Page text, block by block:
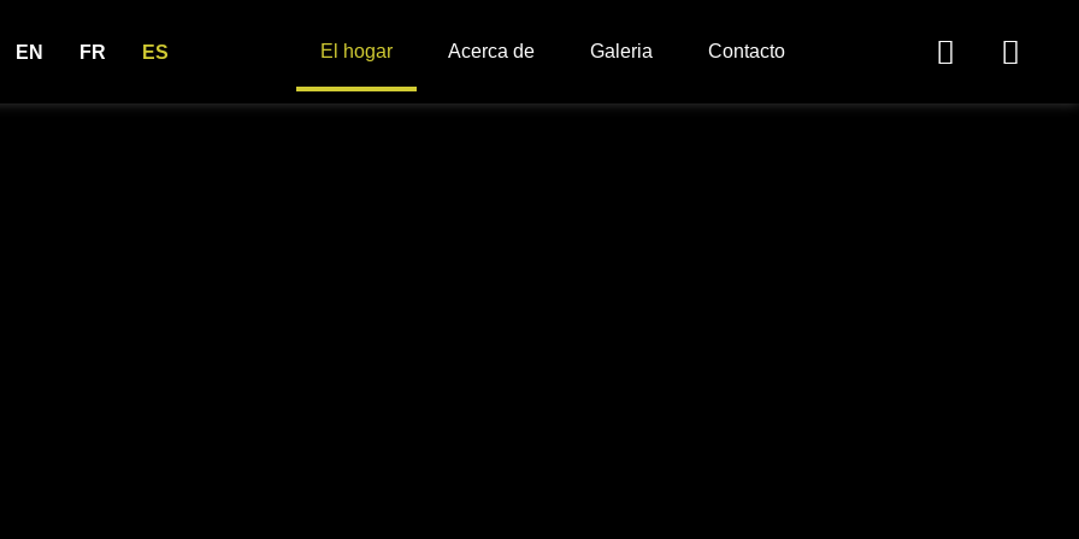
EN FR ES El hogar Acerca de Galeria Contacto